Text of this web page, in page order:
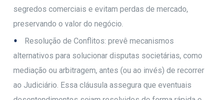
segredos comerciais e evitam perdas de mercado,
preservando o valor do negócio.
Resolução de Conflitos: prevê mecanismos
alternativos para solucionar disputas societárias, como
mediação ou arbitragem, antes (ou ao invés) de recorrer
ao Judiciário. Essa cláusula assegura que eventuais